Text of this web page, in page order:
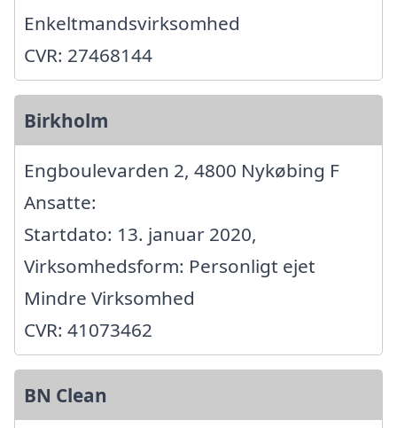
Enkeltmandsvirksomhed
CVR: 27468144
Birkholm
Engboulevarden 2, 4800 Nykøbing F
Ansatte:
Startdato: 13. januar 2020,
Virksomhedsform: Personligt ejet
Mindre Virksomhed
CVR: 41073462
BN Clean